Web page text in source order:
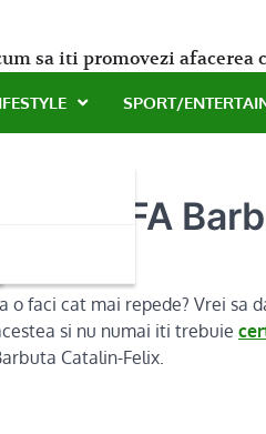
sa iti promovezi afacerea
SPORT/
la PFA
o faci cat mai repede? Vrei sa
si nu numai iti trebuie
Catalin-Felix.